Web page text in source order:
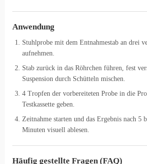
Anwendung
Stuhlprobe mit dem Entnahmestab an drei
aufnehmen.
Stab zurück in das Röhrchen führen, fest
Suspension durch Schütteln mischen.
4 Tropfen der vorbereiteten Probe in die
Testkassette geben.
Zeitnahme starten und das Ergebnis nach 5
Minuten visuell ablesen.
Häufig gestellte Fragen (FAQ)